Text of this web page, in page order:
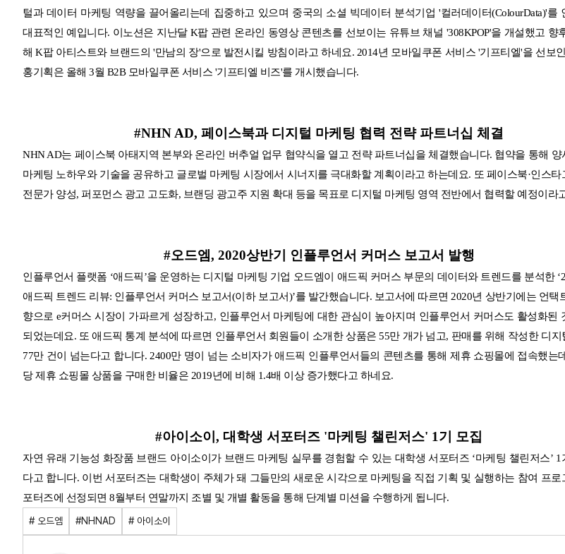
털과 데이터 마케팅 역량을 끌어올리는데 집중하고 있으며 중국의 소셜 빅데이터 분석기업 '컬러데이터(ColourData)'를
대표적인 예입니다. 이노션은 지난달 K팝 관련 온라인 동영상 콘텐츠를 선보이는 유튜브 채널 '308KPOP'을 개설했고 향
해 K팝 아티스트와 브랜드의 '만남의 장'으로 발전시킬 방침이라고 하네요. 2014년 모바일쿠폰 서비스 '기프티엘'을 선보
홍기획은 올해 3월 B2B 모바일쿠폰 서비스 '기프티엘 비즈'를 개시했습니다.
#NHN AD, 페이스북과 디지털 마케팅 협력 전략 파트너십 체결
NHN AD는 페이스북 아태지역 본부와 온라인 버추얼 업무 협약식을 열고 전략 파트너십을 체결했습니다. 협약을 통해 양
마케팅 노하우와 기술을 공유하고 글로벌 마케팅 시장에서 시너지를 극대화할 계획이라고 하는데요. 또 페이스북·인스타
전문가 양성, 퍼포먼스 광고 고도화, 브랜딩 광고주 지원 확대 등을 목표로 디지털 마케팅 영역 전반에서 협력할 예정이라
#오드엠, 2020상반기 인플루언서 커머스 보고서 발행
인플루언서 플랫폼 ‘애드픽’을 운영하는 디지털 마케팅 기업 오드엠이 애드픽 커머스 부문의 데이터와 트렌드를 분석한
애드픽 트렌드 리뷰: 인플루언서 커머스 보고서(이하 보고서)’를 발간했습니다. 보고서에 따르면 2020년 상반기에는 언택
향으로 e커머스 시장이 가파르게 성장하고, 인플루언서 마케팅에 대한 관심이 높아지며 인플루언서 커머스도 활성화된
되었는데요. 또 애드픽 통계 분석에 따르면 인플루언서 회원들이 소개한 상품은 55만 개가 넘고, 판매를 위해 작성한 디지
77만 건이 넘는다고 합니다. 2400만 명이 넘는 소비자가 애드픽 인플루언서들의 콘텐츠를 통해 제휴 쇼핑몰에 접속했는
당 제휴 쇼핑몰 상품을 구매한 비율은 2019년에 비해 1.4배 이상 증가했다고 하네요.
#아이소이, 대학생 서포터즈 '마케팅 챌린저스' 1기 모집
자연 유래 기능성 화장품 브랜드 아이소이가 브랜드 마케팅 실무를 경험할 수 있는 대학생 서포터즈 ‘마케팅 챌린저스’ 1
다고 합니다. 이번 서포터즈는 대학생이 주체가 돼 그들만의 새로운 시각으로 마케팅을 직접 기획 및 실행하는 참여 프로
포터즈에 선정되면 8월부터 연말까지 조별 및 개별 활동을 통해 단계별 미션을 수행하게 됩니다.
# 오드엠 #NHNAD # 아이소이